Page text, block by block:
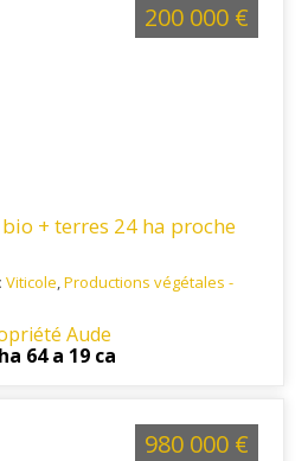
+ terres 24 ha proche
Viticole,Productions végétales -
situées dans le Razès, sur le
la Malepère.
Aude
64 a 19 ca
200 000 €
980 000 €